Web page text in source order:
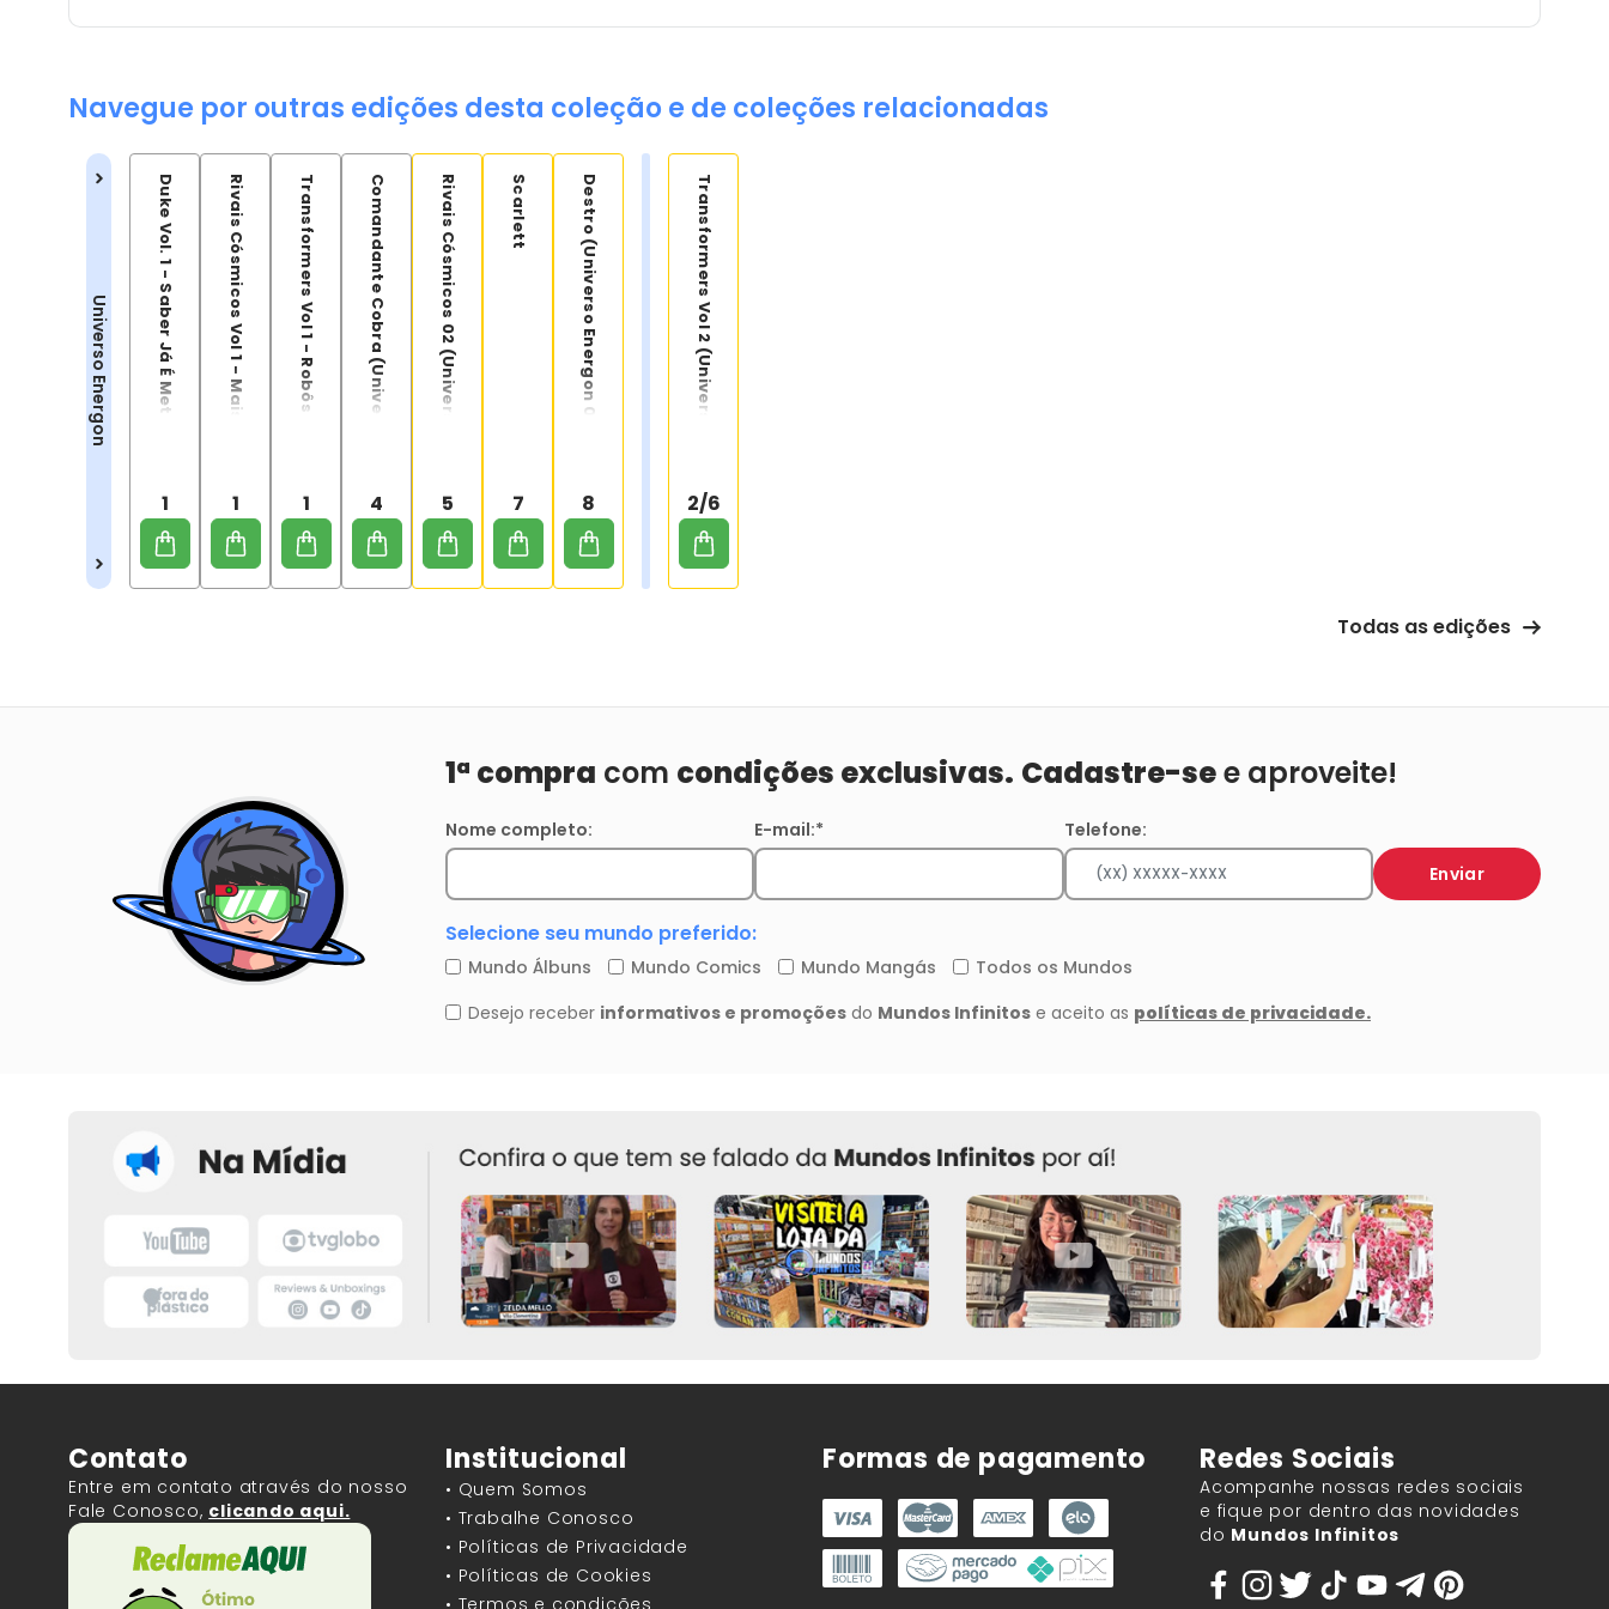
Navegue por outras edições desta coleção e de coleções relacionadas
Universo Energon Duke Vol. 1 - Saber Já É Metade Da Batalha (Universon Energon 03)
1 Rivais Cósmicos Vol 1 - Mais Do Que Os Olhos Podem Ver
1 Transformers Vol 1 - Robôs Disfarçados (Universo Energon 01)
1 Comandante Cobra (Universon Energon 04)
4 Rivais Cósmicos 02 (Universo Energon 05)
5
Scarlett
7
Destro (Universo Energon 08)
8 Transformers Vol 2 (Universo Energon 06)
2/6
Todas as edições
Contato
Entre em contato através do nosso
Fale Conosco, clicando aqui.
Institucional
• Quem Somos
• Trabalhe Conosco
• Políticas de Privacidade
• Políticas de Cookies
• Termos e condições
Formas de pagamento Redes Sociais
Acompanhe nossas redes sociais
e fique por dentro das novidades
do Mundos Infinitos